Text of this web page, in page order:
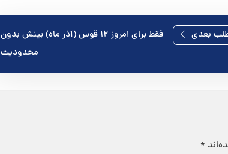
بعدی
فقط برای امروز ۱۲ قوس (آذر ماه) بینش بدون
محدودیت
*